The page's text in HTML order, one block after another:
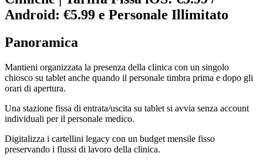
Android: €5.99 e Personale Illimitato
Panoramica
Mantieni organizzata la presenza della clinica con un singolo
chiosco su tablet anche quando il personale timbra prima e dopo gli
orari di apertura.
Una stazione fissa di entrata/uscita su tablet si avvia senza account
individuali per il personale medico.
Digitalizza i cartellini legacy con un budget mensile fisso
preservando i flussi di lavoro della clinica.